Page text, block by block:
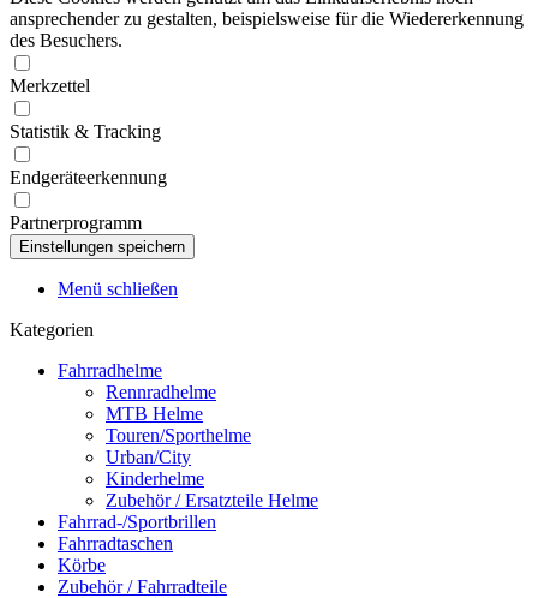
ansprechender zu gestalten, beispielsweise für die Wiedererkennung
des Besuchers.
Merkzettel
Statistik & Tracking
Endgeräteerkennung
Partnerprogramm
Menü schließen
Kategorien
Fahrradhelme
Rennradhelme
MTB Helme
Touren/Sporthelme
Urban/City
Kinderhelme
Zubehör / Ersatzteile Helme
Fahrrad-/Sportbrillen
Fahrradtaschen
Körbe
Zubehör / Fahrradteile